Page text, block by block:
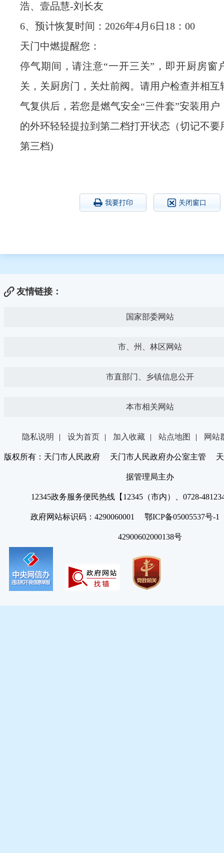
浩、壹品慧-刘长友
6、预计恢复时间：2026年4月6日18：00
天门中燃提醒您：
停气期间，请注意“一开三关”，即开厨房窗
关，关厨房门，关灶前阀。请用户检查并相互
气复供后，若您是燃气安全“三件套”安装用户
的外环轻轻提拉到第二档打开状态（切记不要
第三档)
我要打印 关闭窗口
友情链接：
国家部委网站
市、州、林区网站
市直部门、乡镇信息公开
本市相关网站
隐私说明 | 设为首页 | 加入收藏 | 站点地图 | 网站
版权所有：天门市人民政府 天门市人民政府办公室主管 天
据管理局主办
12345政务服务便民热线【12345（市内）、0728-
政府网站标识码：4290060001 鄂ICP备05005537号
42900602000138号